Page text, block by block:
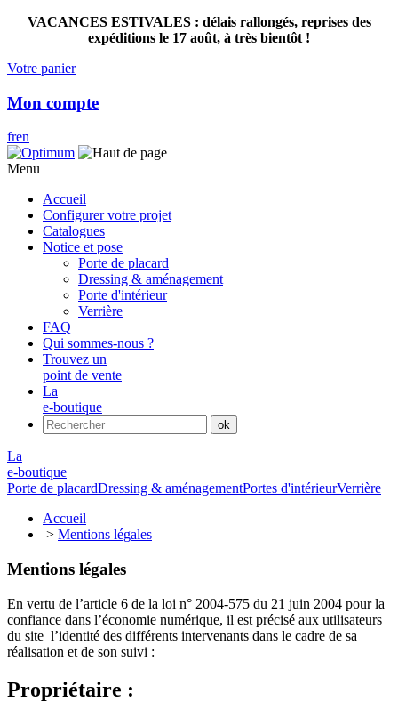
VACANCES ESTIVALES : délais rallongés, reprises des
expéditions le 17 août, à très bientôt !
Votre panier
Mon compte
fren
Menu
Accueil
Configurer votre projet
Catalogues
Notice et pose
Porte de placard
Dressing & aménagement
Porte d'intérieur
Verrière
FAQ
Qui sommes-nous ?
Trouvez un
point de vente
La
e-boutique
La
e-boutique
Porte de placardDressing & aménagementPortes d'intérieurVerrière
Accueil
> Mentions légales
Mentions légales
En vertu de l’article 6 de la loi n° 2004-575 du 21 juin 2004 pour la
confiance dans l’économie numérique, il est précisé aux utilisateurs
du site l’identité des différents intervenants dans le cadre de sa
réalisation et de son suivi :
Propriétaire :